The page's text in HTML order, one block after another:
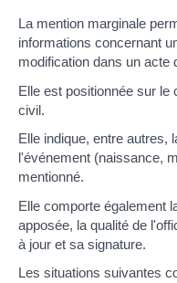
La mention marginale
informations concernant
modification dans un acte
Elle est positionnée sur le
civil.
Elle indique, entre autres,
l'événement (naissance,
mentionné.
Elle comporte également
apposée, la qualité de
à jour et sa signature.
Les situations suivantes